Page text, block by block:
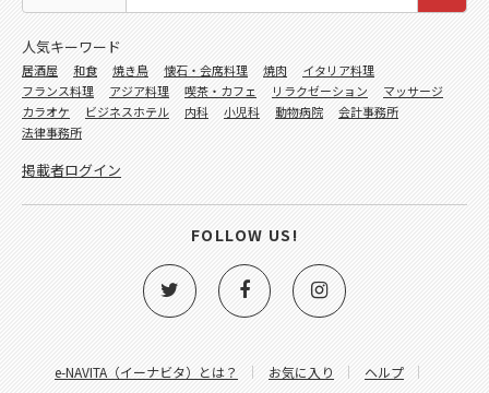
e-NAVITA（イーナビタ）とは？ お気に入り
ヘルプ
人気キーワード
居酒屋 和食 焼き鳥 懐石・会席料理 焼肉
イタリア料理
フランス料理
アジア料理 喫茶・カフェ リラクゼーション
マッサージ
カラオケ
ビジネスホテル 内科 小児科 動物病院
会計事務所
法律事務所
掲載者ログイン
FOLLOW US!